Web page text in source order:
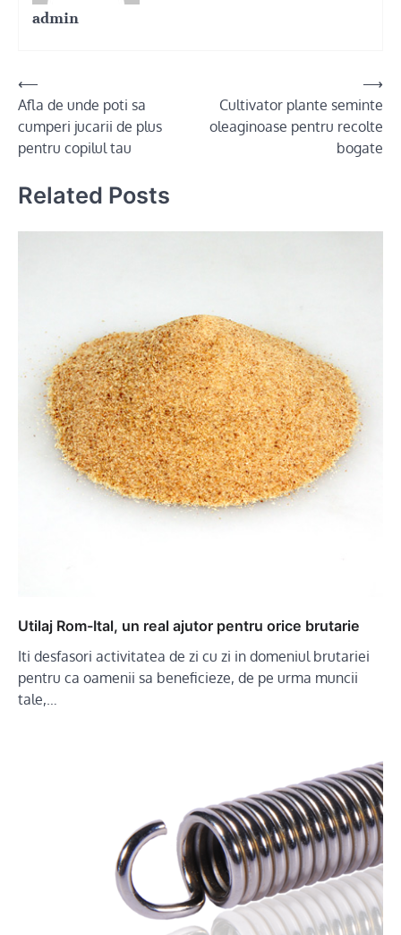
admin
Post
navigation
⟵
Afla de unde poti sa
cumperi jucarii de plus
pentru copilul tau
Cultivator plante seminte
oleaginoase pentru recolte
bogate
⟶
Related Posts
Utilaj Rom-Ital, un real ajutor pentru orice brutarie
Iti desfasori activitatea de zi cu zi in domeniul brutariei
pentru ca oamenii sa beneficieze, de pe urma muncii
tale,…